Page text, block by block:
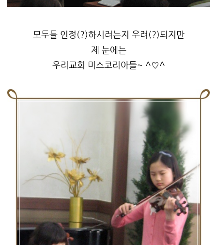
모두들 인정(?)하시려는지 우려(?)되지만
제 눈에는
우리교회 미스코리아들~ ^♡^